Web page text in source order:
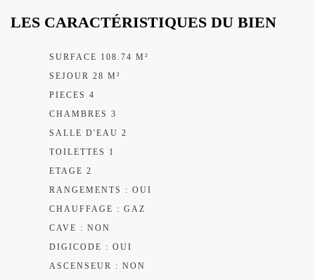
LES CARACTÉRISTIQUES DU BIEN
SURFACE 108.74 M²
SEJOUR 28 M²
PIECES 4
CHAMBRES 3
SALLE D'EAU 2
TOILETTES 1
ETAGE 2
RANGEMENTS : OUI
CHAUFFAGE : GAZ
CAVE : NON
DIGICODE : OUI
ASCENSEUR : NON